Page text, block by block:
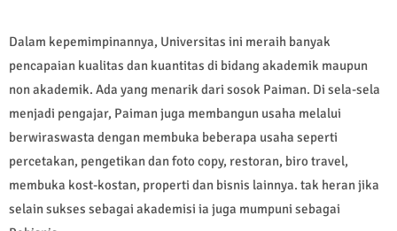
Dalam kepemimpinannya, Universitas ini meraih banyak
pencapaian kualitas dan kuantitas di bidang akademik maupun
non akademik. Ada yang menarik dari sosok Paiman. Di sela-sela
menjadi pengajar, Paiman juga membangun usaha melalui
berwiraswasta dengan membuka beberapa usaha seperti
percetakan, pengetikan dan foto copy, restoran, biro travel,
membuka kost-kostan, properti dan bisnis lainnya. tak heran jika
selain sukses sebagai akademisi ia juga mumpuni sebagai